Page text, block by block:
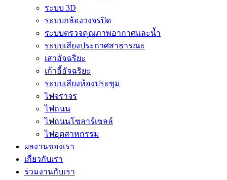
ระบบ 3D
ระบบกล้องวงจรปิด
ระบบตรวจคุณภาพอากาศและน้ำ
ระบบเสียงประกาศสาธารณะ
เสาอัจฉริยะ
เก้าอี้อัจฉริยะ
ระบบเสียงห้องประชุม
ไฟจราจร
ไฟถนน
ไฟถนนโซลาร์เซลล์
ไฟอุตสาหกรรม
ผลงานของเรา
เกี่ยวกับเรา
ร่วมงานกับเรา